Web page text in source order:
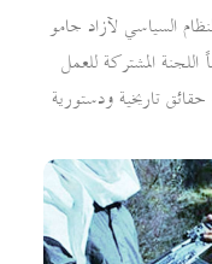
السياسي لآزاد جامو
المشتركة للعمل
تاريخية ودستورية